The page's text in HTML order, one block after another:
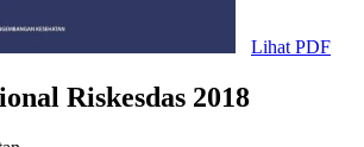
Lihat PDF
Riskesdas 2018